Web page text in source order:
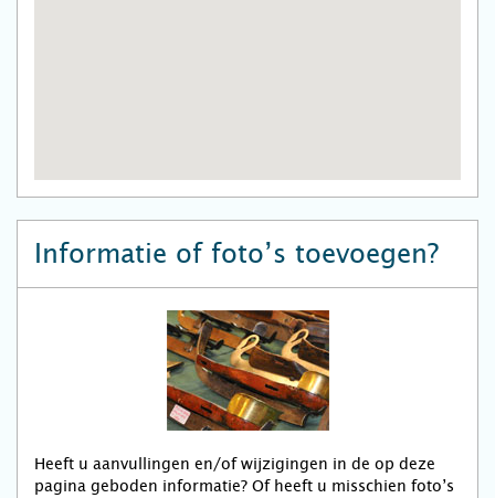
Informatie of foto’s toevoegen?
Heeft u aanvullingen en/of wijzigingen in de op deze
pagina geboden informatie? Of heeft u misschien foto’s